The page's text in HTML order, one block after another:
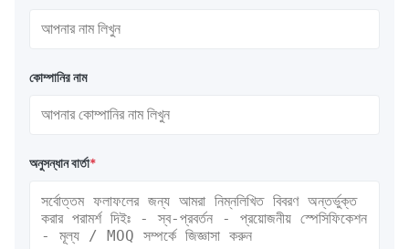
কোম্পানির নাম
অনুসন্ধান বার্তা*